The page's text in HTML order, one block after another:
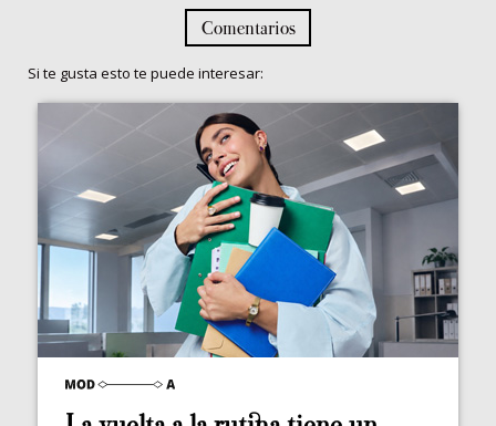
Comentarios
Si te gusta esto te puede interesar: